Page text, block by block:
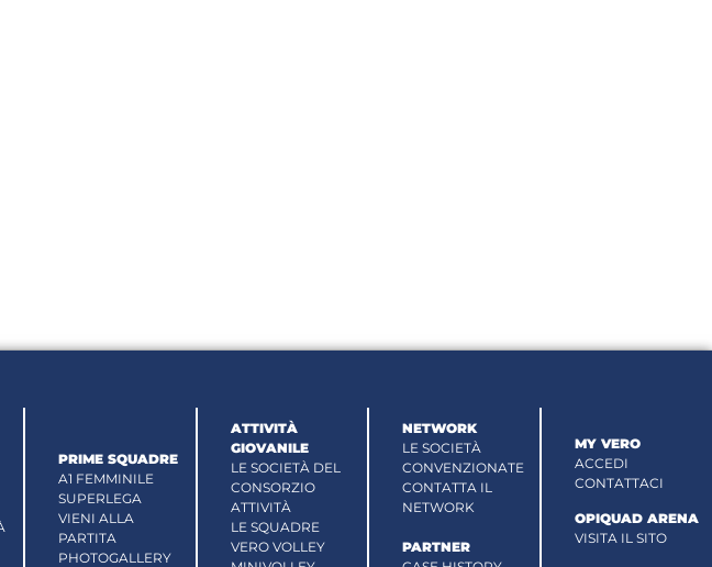
PRIME SQUADRE
A1 FEMMINILE
SUPERLEGA
VIENI ALLA
PARTITA
PHOTOGALLERY
ATTIVITÀ
GIOVANILE
LE SOCIETÀ DEL
CONSORZIO
ATTIVITÀ
LE SQUADRE
VERO VOLLEY
NETWORK
LE SOCIETÀ
CONVENZIONATE
CONTATTA IL
NETWORK
PARTNER
MY VERO
ACCEDI
CONTATTACI
OPIQUAD ARENA
VISITA IL SITO